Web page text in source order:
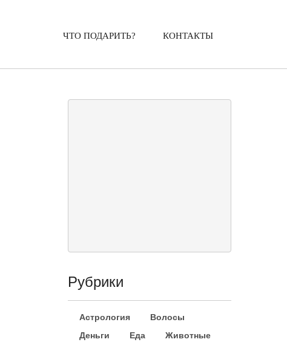
ЧТО ПОДАРИТЬ? КОНТАКТЫ
Рубрики
Астрология
Волосы
Деньги
Еда
Животные